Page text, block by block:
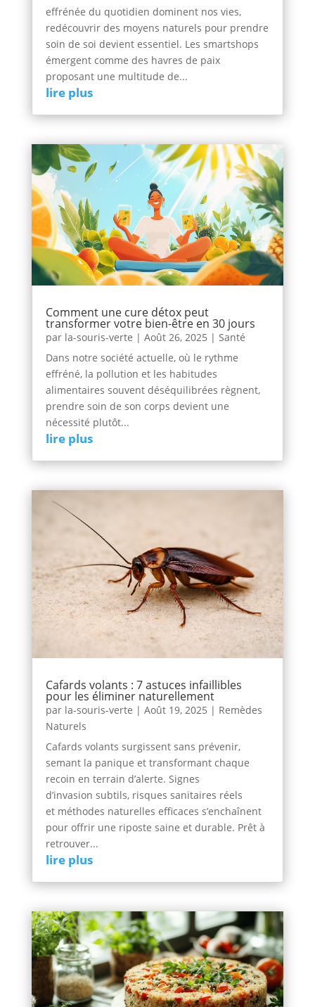
effrénée du quotidien dominent nos vies,
redécouvrir des moyens naturels pour prendre
soin de soi devient essentiel. Les smartshops
émergent comme des havres de paix
proposant une multitude de...
lire plus
Comment une cure détox peut
transformer votre bien-être en 30 jours
par la-souris-verte | Août 26, 2025 | Santé
Dans notre société actuelle, où le rythme
effréné, la pollution et les habitudes
alimentaires souvent déséquilibrées règnent,
prendre soin de son corps devient une
nécessité plutôt...
lire plus
Cafards volants : 7 astuces infaillibles
pour les éliminer naturellement
par la-souris-verte | Août 19, 2025 | Remèdes
Naturels
Cafards volants surgissent sans prévenir,
semant la panique et transformant chaque
recoin en terrain d’alerte. Signes
d’invasion subtils, risques sanitaires réels
et méthodes naturelles efficaces s’enchaînent
pour offrir une riposte saine et durable. Prêt à
retrouver...
lire plus